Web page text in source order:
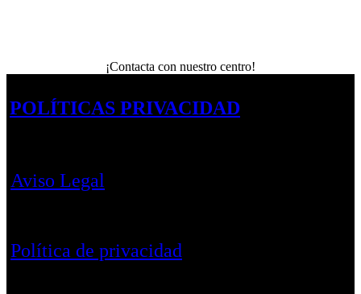
¡Contacta con nuestro centro!
POLÍTICAS PRIVACIDAD
Aviso Legal
Política de privacidad